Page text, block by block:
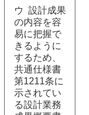
ウ 設計成果
の内容を容
易に把握で
きるように
するため、
共通仕様書
第1211条に
示されてい
る設計業務